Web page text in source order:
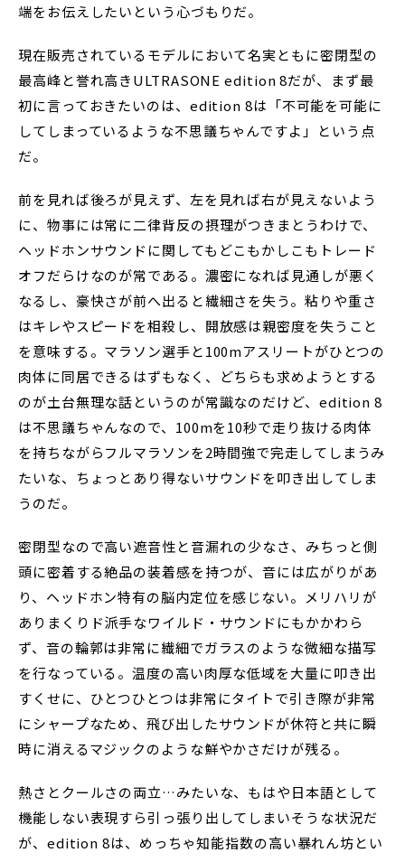
端をお伝えしたいという心づもりだ。
現在販売されているモデルにおいて名実ともに密閉型の
最高峰と誉れ高きULTRASONE edition 8だが、まず最
初に言っておきたいのは、edition 8は「不可能を可能に
してしまっているような不思議ちゃんですよ」という点
だ。
前を見れば後ろが見えず、左を見れば右が見えないよう
に、物事には常に二律背反の摂理がつきまとうわけで、
ヘッドホンサウンドに関してもどこもかしこもトレード
オフだらけなのが常である。濃密になれば見通しが悪く
なるし、豪快さが前へ出ると繊細さを失う。粘りや重さ
はキレやスピードを相殺し、開放感は親密度を失うこと
を意味する。マラソン選手と100mアスリートがひとつの
肉体に同居できるはずもなく、どちらも求めようとする
のが土台無理な話というのが常識なのだけど、edition 8
は不思議ちゃんなので、100mを10秒で走り抜ける肉体
を持ちながらフルマラソンを2時間強で完走してしまうみ
たいな、ちょっとあり得ないサウンドを叩き出してしま
うのだ。
密閉型なので高い遮音性と音漏れの少なさ、みちっと側
頭に密着する絶品の装着感を持つが、音には広がりがあ
り、ヘッドホン特有の脳内定位を感じない。メリハリが
ありまくりド派手なワイルド・サウンドにもかかわら
ず、音の輪郭は非常に繊細でガラスのような微細な描写
を行なっている。温度の高い肉厚な低域を大量に叩き出
すくせに、ひとつひとつは非常にタイトで引き際が非常
にシャープなため、飛び出したサウンドが休符と共に瞬
時に消えるマジックのような鮮やかさだけが残る。
熱さとクールさの両立…みたいな、もはや日本語として
機能しない表現すら引っ張り出してしまいそうな状況だ
が、edition 8は、めっちゃ知能指数の高い暴れん坊とい